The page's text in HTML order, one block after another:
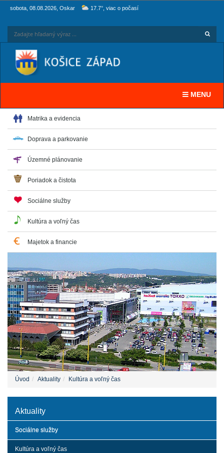
sobota, 08.08.2026, Oskar 17.7°, viac o počasí
Toggle
MENU
Matrika a evidencia
Doprava a parkovanie
Územné plánovanie
Poriadok a čistota
Sociálne služby
Kultúra a voľný čas
Majetok a financie
Úvod Aktuality Kultúra a voľný čas
Aktuality
Sociálne služby
Kultúra a voľný čas